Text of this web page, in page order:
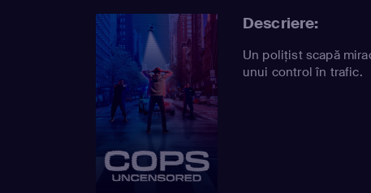
Descriere:
Un polițist scapă
unui control în trafic.